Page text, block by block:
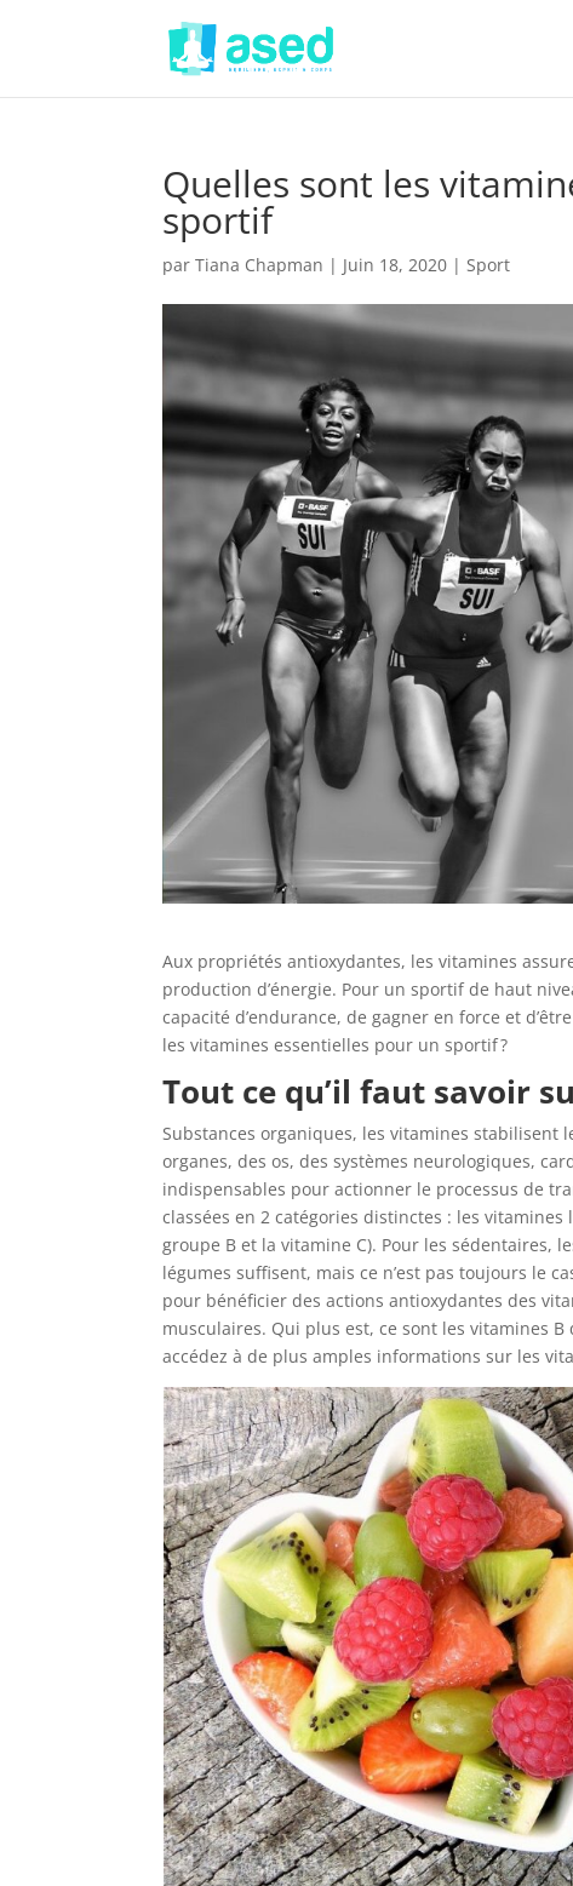
Quelles sont les
sportif
parTiana Chapman | Juin 18, 2020 |Sport
Aux propriétés antioxydantes, les vitamines
production d’énergie. Pour un sportif de haut
capacité d’endurance, de gagner en force et
les vitamines essentielles pour un sportif ?
Tout ce qu’il faut savoir
Substances organiques, les vitamines stabilisent
organes, des os, des systèmes neurologiques,
indispensables pour actionner le processus de
classées en 2 catégories distinctes : les
groupe B et la vitamine C). Pour les sédentaires,
légumes suffisent, mais ce n’est pas toujours le
pour bénéficier des actions antioxydantes des
musculaires. Qui plus est, ce sont les vitamines
accédez à de plus amples informations sur les